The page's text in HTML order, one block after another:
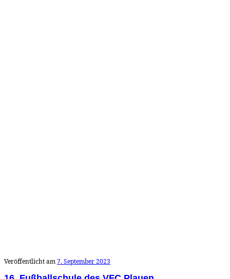
Veröffentlicht am7. September 2023